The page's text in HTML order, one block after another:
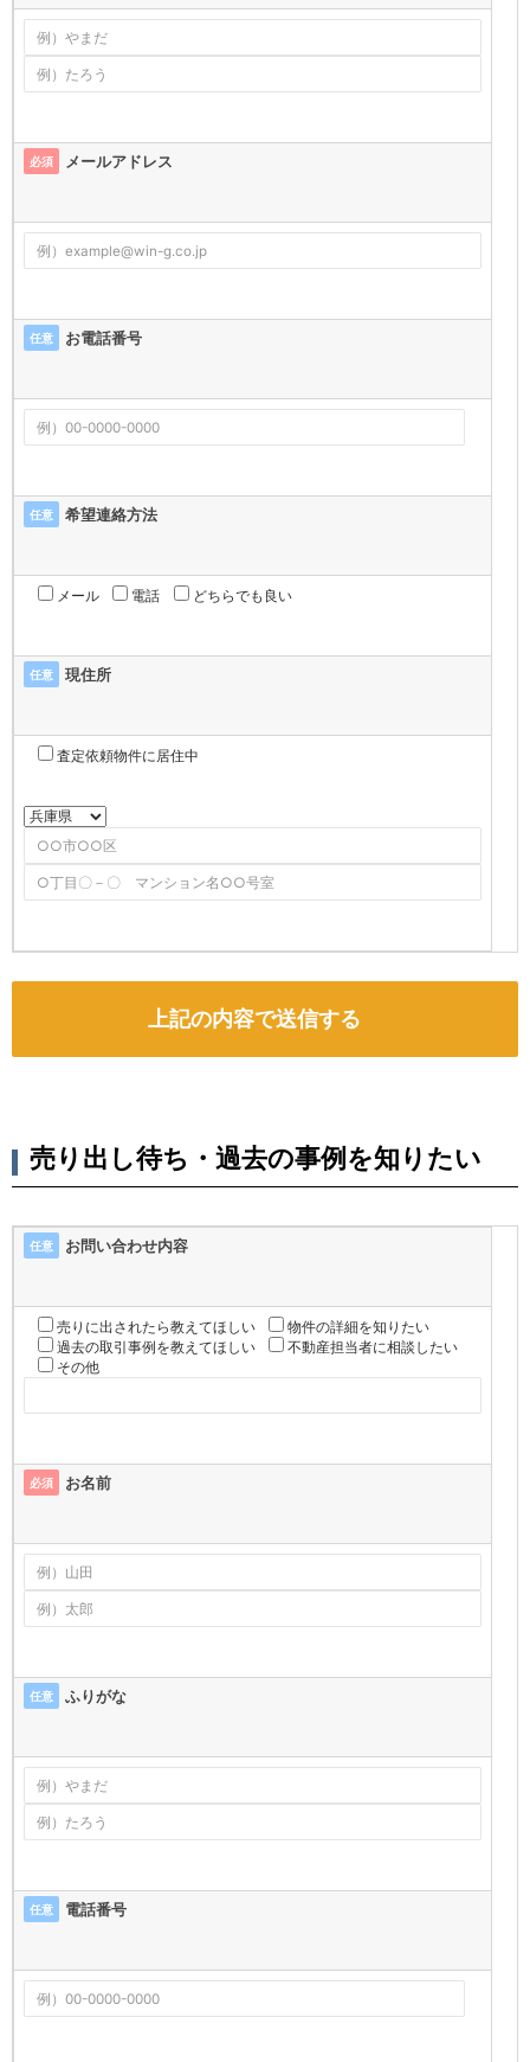
必須 メールアドレス
任意 お電話番号
任意 希望連絡方法
メール 電話 どちらでも良い
任意 現住所
査定依頼物件に居住中
売り出し待ち・過去の事例を知りたい
任意 お問い合わせ内容
売りに出されたら教えてほしい
物件の詳細を知りたい
過去の取引事例を教えてほしい
不動産担当者に相談したい
その他
必須 お名前
任意 ふりがな
任意 電話番号